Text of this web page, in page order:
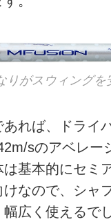
りがスウィングを
れば、ドライ
sのアベレー
は基本的にセミ
けなので、シャ
広く使えるで